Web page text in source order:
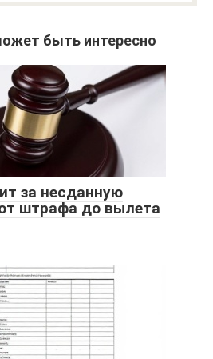
быть интересно
за несданную
штрафа до вылета